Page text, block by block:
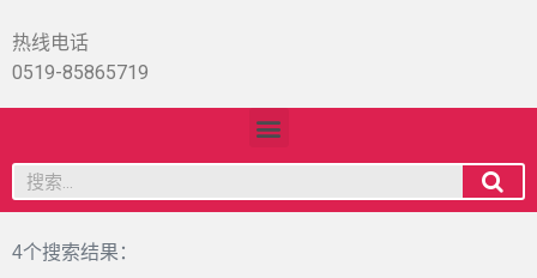
热线电话
0519-85865719
4个搜索结果：